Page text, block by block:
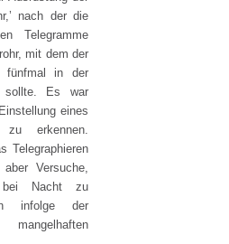
nach der die
Telegramme
mit dem der
fünfmal in der
sollte. Es war
eines
zu erkennen.
Telegraphieren
Versuche,
bei Nacht zu
infolge der